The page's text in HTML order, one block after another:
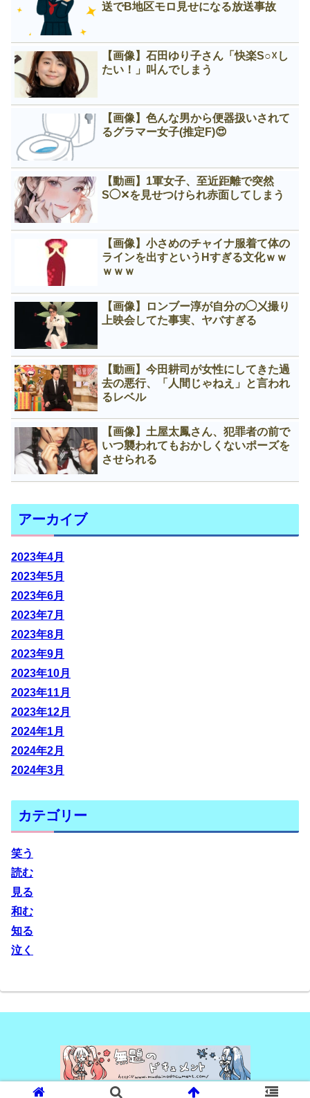
送でB地区モロ見せになる放送事故
【画像】石田ゆり子さん「快楽S○☓し
たい！」叫んでしまう
【画像】色んな男から便器扱いされて
るグラマー女子(推定F)😍
【動画】1軍女子、至近距離で突然
S◯✕を見せつけられ赤面してしまう
【画像】小さめのチャイナ服着て体の
ラインを出すというНすぎる文化ｗｗ
ｗｗｗ
【画像】ロンブー淳が自分の◯㐅撮り
上映会してた事実、ヤバすぎる
【動画】今田耕司が女性にしてきた過
去の悪行、「人間じゃねえ」と言われ
るレベル
【画像】土屋太鳳さん、犯罪者の前で
いつ襲われてもおかしくないポーズを
させられる
アーカイブ
2023年4月
2023年5月
2023年6月
2023年7月
2023年8月
2023年9月
2023年10月
2023年11月
2023年12月
2024年1月
2024年2月
2024年3月
カテゴリー
笑う
読む
見る
和む
知る
泣く